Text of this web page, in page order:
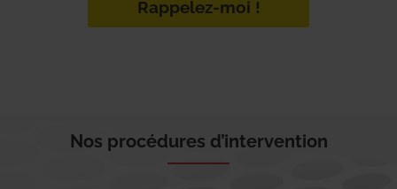
Rappelez-moi !
Nos procédures d’intervention